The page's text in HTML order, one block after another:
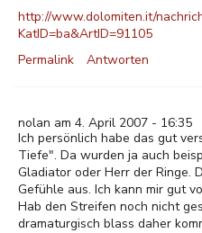
http://www.dolomiten.it/
KatID=ba&ArtID=91105
Permalink
Antworten
nolan am 4. April 2007 - 16:35
Ich persönlich habe das gut
Tiefe". Da wurden ja auch
Gladiator oder Herr der Ringe.
Gefühle aus. Ich kann mir gut
Hab den Streifen noch nicht
dramaturgisch blass daher